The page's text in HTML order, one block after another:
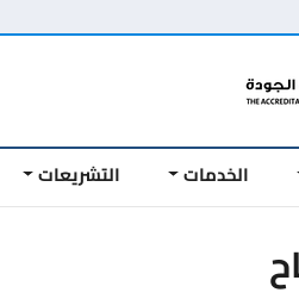
الخدمات التشريعات